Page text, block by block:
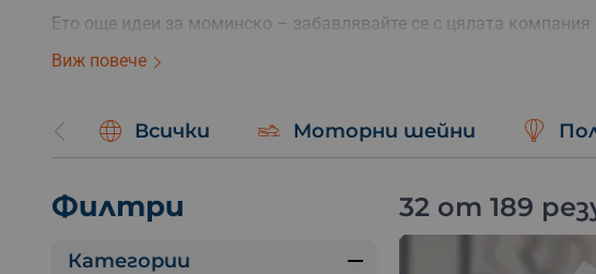
Ето още идеи за моминско – забавлявайте се с цялата
Виж повече
Всички Моторни шейни
Филтри
Категории
32 от 189